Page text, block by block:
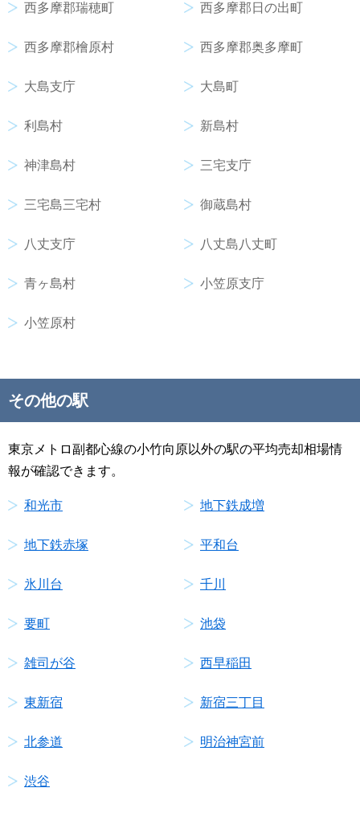
西多摩郡瑞穂町 西多摩郡日の出町
西多摩郡檜原村 西多摩郡奥多摩町
大島支庁 大島町
利島村 新島村
神津島村 三宅支庁
三宅島三宅村 御蔵島村
八丈支庁 八丈島八丈町
青ヶ島村 小笠原支庁
小笠原村
その他の駅
東京メトロ副都心線の小竹向原以外の駅の平均売却相場情
報が確認できます。
和光市 地下鉄成増
地下鉄赤塚 平和台
氷川台 千川
要町 池袋
雑司が谷 西早稲田
東新宿 新宿三丁目
北参道 明治神宮前
渋谷